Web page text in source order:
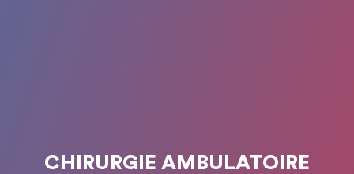
CHIRURGIE AMBULATOIRE